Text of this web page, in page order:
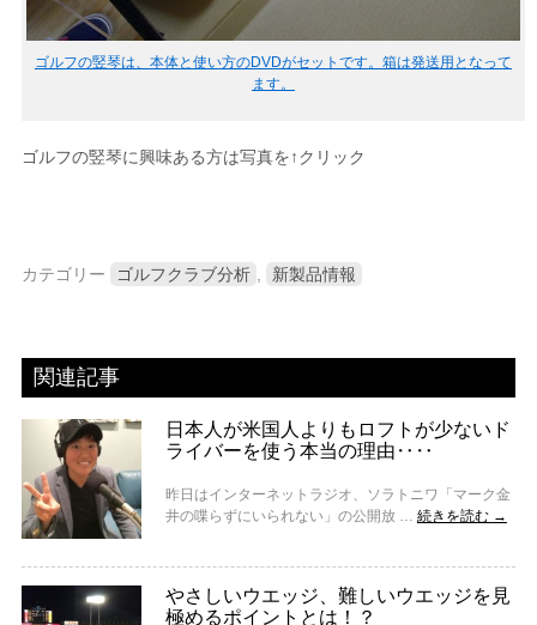
ゴルフの竪琴は、本体と使い方のDVDがセットです。箱は発送用となって
ます。
ゴルフの竪琴に興味ある方は写真を↑クリック
カテゴリー ゴルフクラブ分析 新製品情報
関連記事
日本人が米国人よりもロフトが少ないド
ライバーを使う本当の理由‥‥
昨日はインターネットラジオ、ソラトニワ「マーク金
井の喋らずにいられない」の公開放 … 続きを読む →
やさしいウエッジ、難しいウエッジを見
極めるポイントとは！？